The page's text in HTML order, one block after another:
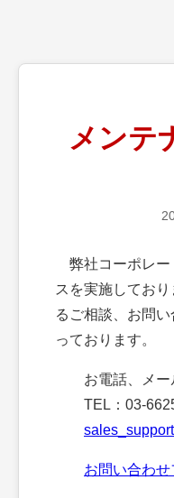
メンテ
弊社コーポレー
スを実施してお
るご相談、お問
っております。
お電話、メ
TEL：03-
お問い合わせ